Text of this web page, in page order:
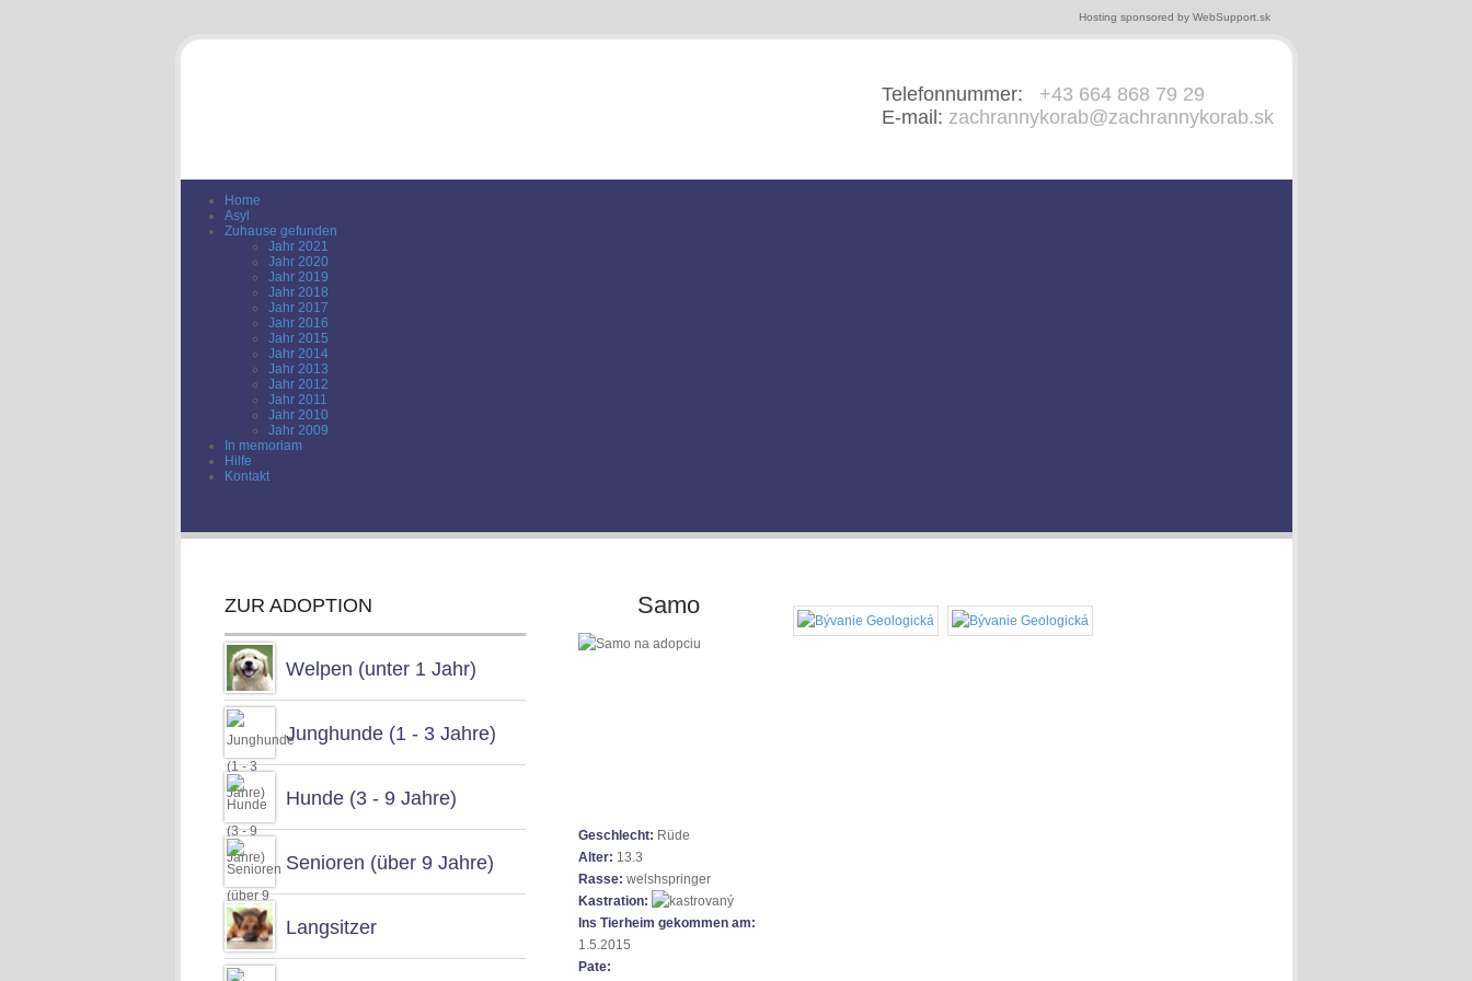
Hosting sponsored by WebSupport.sk
Telefonnummer: +43 664 868 79 29
E-mail: zachrannykorab@zachrannykorab.sk
Home
Asyl
Zuhause gefunden
Jahr 2021
Jahr 2020
Jahr 2019
Jahr 2018
Jahr 2017
Jahr 2016
Jahr 2015
Jahr 2014
Jahr 2013
Jahr 2012
Jahr 2011
Jahr 2010
Jahr 2009
In memoriam
Hilfe
Kontakt
ZUR ADOPTION
Welpen (unter 1 Jahr)
Junghunde (1 - 3 Jahre)
Hunde (3 - 9 Jahre)
Senioren (über 9 Jahre)
Langsitzer
Samo
Geschlecht: Rüde
Alter: 13.3
Rasse: welshspringer
Kastration:
Ins Tierheim gekommen am:
1.5.2015
Pate: